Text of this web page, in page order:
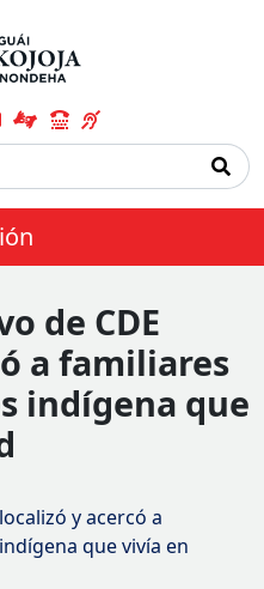
de CDE
a familiares
indígena que
y acercó a
que vivía en